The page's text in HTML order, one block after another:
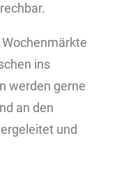
ins
werden gerne
an den
und